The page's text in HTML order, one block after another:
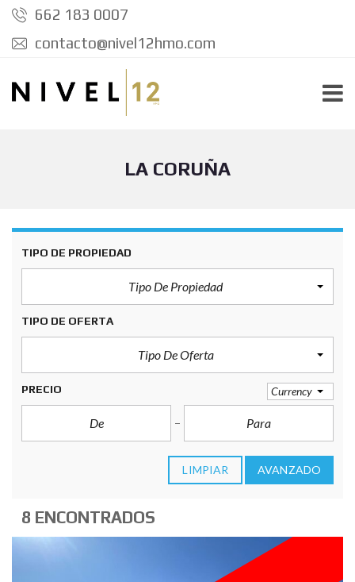
662 183 0007
contacto@nivel12hmo.com
LA CORUÑA
TIPO DE PROPIEDAD
Tipo De Propiedad
TIPO DE OFERTA
Tipo De Oferta
PRECIO Currency
LIMPIAR AVANZADO
8 ENCONTRADOS